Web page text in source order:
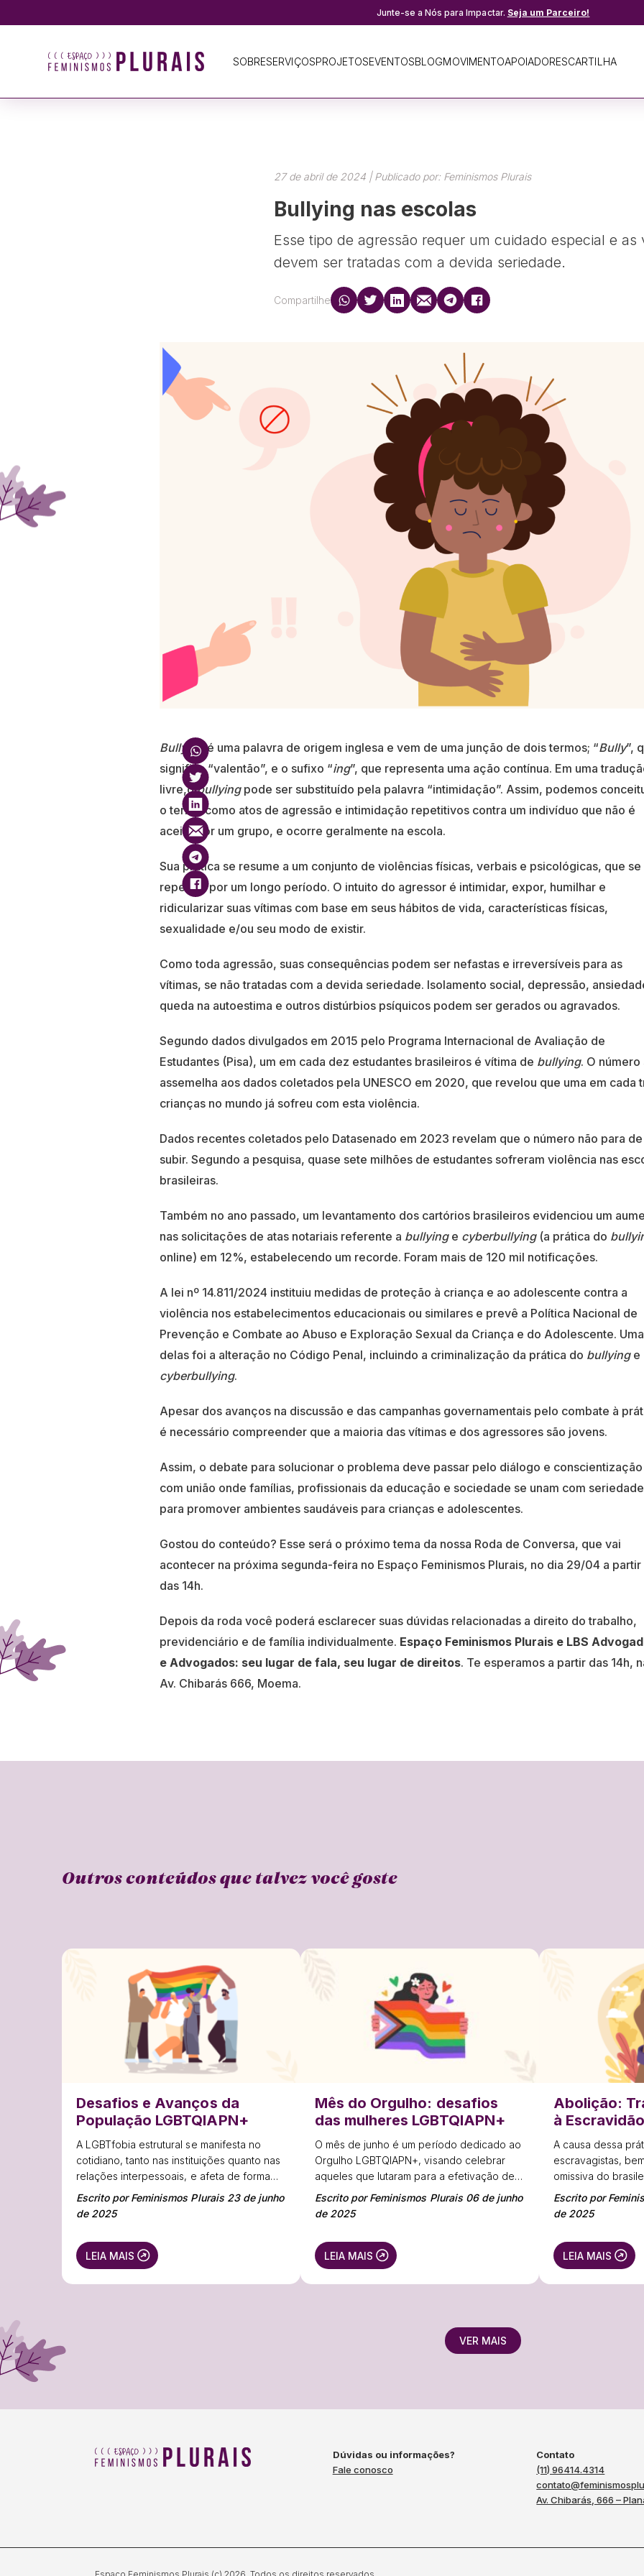
Junte-se a Nós para Impactar. Seja um Parceiro!
SOBRESERVIÇOSPROJETOSEVENTOSBLOGMOVIMENTOAPOIADORESCARTILHA
27 de abril de 2024 | Publicado por: Feminismos Plurais
Bullying nas escolas
Esse tipo de agressão requer um cuidado especial e as
devem ser tratadas com a devida seriedade.
Compartilhe
Bullying é uma palavra de origem inglesa e vem de uma junção de dois termos; “Bully”,
significa “valentão”, e o sufixo “ing”, que representa uma ação contínua. Em uma
livre,obullying pode ser substituído pela palavra “intimidação”. Assim, podemos
o termo como atos de agressão e intimidação repetitivos contra um indivíduo que não é
aceito por um grupo, e ocorre geralmente na escola.
Sua prática se resume a um conjunto de violências físicas, verbais e psicológicas, que se
repetem por um longo período. O intuito do agressor é intimidar, expor, humilhar e
ridicularizar suas vítimas com base em seus hábitos de vida, características físicas,
sexualidade e/ou seu modo de existir.
Como toda agressão, suas consequências podem ser nefastas e irreversíveis para as
vítimas, se não tratadas com a devida seriedade. Isolamento social, depressão,
queda na autoestima e outros distúrbios psíquicos podem ser gerados ou agravados.
Segundo dados divulgados em 2015 pelo Programa Internacional de Avaliação de
Estudantes (Pisa), um em cada dez estudantes brasileiros é vítima de bullying. O número
assemelha aos dados coletados pela UNESCO em 2020, que revelou que uma em cada
crianças no mundo já sofreu com esta violência.
Dados recentes coletados pelo Datasenado em 2023 revelam que o número não para de
subir. Segundo a pesquisa, quase sete milhões de estudantes sofreram violência nas
brasileiras.
Também no ano passado, um levantamento dos cartórios brasileiros evidenciou um
nas solicitações de atas notariais referente a bullyinge cyberbullying(a prática do
online) em 12%, estabelecendo um recorde. Foram mais de 120 mil notificações.
A lei nº 14.811/2024 instituiu medidas de proteção à criança e ao adolescente contra a
violência nos estabelecimentos educacionais ou similares e prevê a Política Nacional de
Prevenção e Combate ao Abuso e Exploração Sexual da Criança e do Adolescente. Uma
delas foi a alteração no Código Penal, incluindo a criminalização da prática do bullyinge
cyberbullying.
Apesar dos avanços na discussão e das campanhas governamentais pelo combate à
é necessário compreender que a maioria das vítimas e dos agressores são jovens.
Assim, o debate para solucionar o problema deve passar pelo diálogo e conscientização
com união onde famílias, profissionais da educação e sociedade se unam com seriedade
para promover ambientes saudáveis para crianças e adolescentes.
Gostou do conteúdo? Esse será o próximo tema da nossa Roda de Conversa, que vai
acontecer na próxima segunda-feira no Espaço Feminismos Plurais, no dia 29/04 a partir
das 14h.
Depois da roda você poderá esclarecer suas dúvidas relacionadas a direito do trabalho,
previdenciário e de família individualmente. Espaço Feminismos Plurais e LBS
e Advogados: seu lugar de fala, seu lugar de direitos. Te esperamos a partir das 14h,
Av. Chibarás 666, Moema.
Outros conteúdos que talvez você goste
Desafios e Avanços da
População LGBTQIAPN+
A LGBTfobia estrutural se manifesta no
cotidiano, tanto nas instituições quanto nas
relações interpessoais, e afeta de forma
ainda mais severa pessoas LGBT+ negras,
periféricas e com deficiência.
Escrito por Feminismos Plurais 23 de junho
de 2025
LEIA MAIS
Mês do Orgulho: desafios
das mulheres LGBTQIAPN+
O mês de junho é um período dedicado ao
Orgulho LGBTQIAPN+, visando celebrar
aqueles que lutaram para a efetivação de
direitos dessa população e reforçar o
debate contra a supressão de direitos e a
Escrito por Feminismos Plurais 06 de junho
de 2025
LEIA MAIS
Abolição:
à
A causa dessa
escravagistas,
omissiva do
Escrito por
de 2025
LEIA MAIS
VER MAIS
Dúvidas ou informações?
Fale conosco
Contato
(11) 96414.4314
Av. Chibarás, 666 –